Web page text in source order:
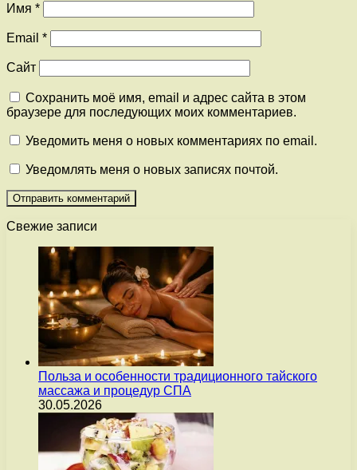
Имя *
Email *
Сайт
Сохранить моё имя, email и адрес сайта в этом
браузере для последующих моих комментариев.
Уведомить меня о новых комментариях по email.
Уведомлять меня о новых записях почтой.
Свежие записи
Польза и особенности традиционного тайского
массажа и процедур СПА
30.05.2026